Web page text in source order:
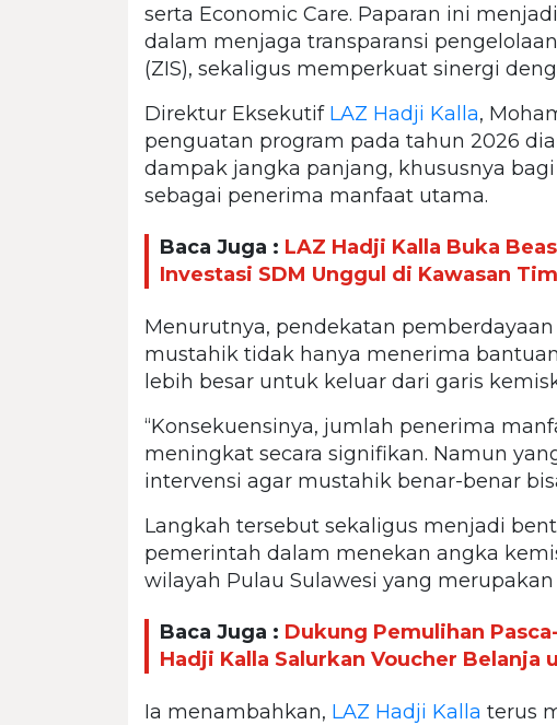
serta Economic Care. Paparan ini
dalam menjaga transparansi
(ZIS), sekaligus memperkuat sinergi
Direktur Eksekutif LAZ Hadji Kalla,
penguatan program pada tahun 2026
dampak jangka panjang, khususnya
sebagai penerima manfaat utama.
Baca Juga : LAZ Hadji Kalla Buka
Investasi SDM Unggul di Kawasan
Menurutnya, pendekatan
mustahik tidak hanya menerima
lebih besar untuk keluar dari garis
“Konsekuensinya, jumlah penerima
meningkat secara signifikan. Namun
intervensi agar mustahik benar-benar
Langkah tersebut sekaligus menjadi
pemerintah dalam menekan angka
wilayah Pulau Sulawesi yang
Baca Juga : Dukung Pemulihan
Hadji Kalla Salurkan Voucher Belanja
Ia menambahkan, LAZ Hadji Kalla terus